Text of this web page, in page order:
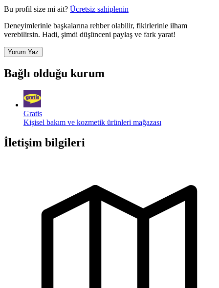
Bu profil size mi ait? Ücretsiz sahiplenin
Deneyimlerinle başkalarına rehber olabilir, fikirlerinle ilham
verebilirsin. Hadi, şimdi düşünceni paylaş ve fark yarat!
Yorum Yaz
Bağlı olduğu kurum
Gratis
Kişisel bakım ve kozmetik ürünleri mağazası
İletişim bilgileri